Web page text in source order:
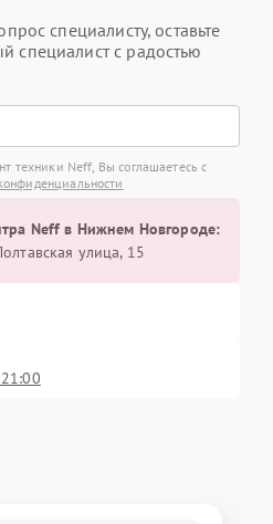
специалисту, оставьте
специалист с радостью
техники Neff, Вы соглашаетесь с
Neff в Нижнем Новгороде:
улица, 15